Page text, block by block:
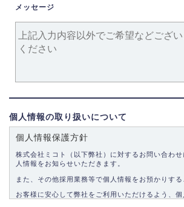
メッセージ
個人情報の取り扱いについて
個人情報保護方針
株式会社ミコト（以下弊社）に対するお問い合わ
人情報をお知らせいただきます。
また、その他採用業務等で個人情報をお預かりする
お客様に安心して弊社をご利用いただけるよう、